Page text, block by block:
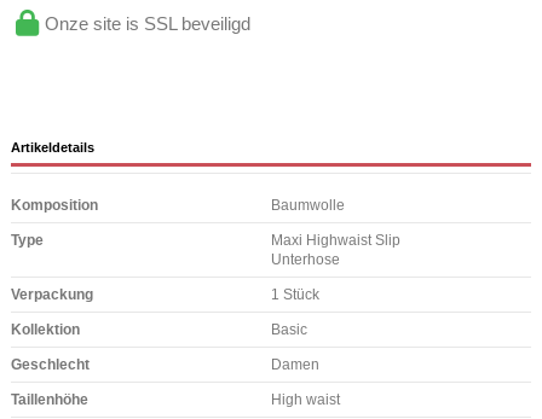
Onze site is SSL beveiligd
Artikeldetails
Komposition Baumwolle
Type
Maxi Highwaist Slip
Unterhose
Verpackung 1 Stück
Kollektion Basic
Geschlecht Damen
Taillenhöhe High waist